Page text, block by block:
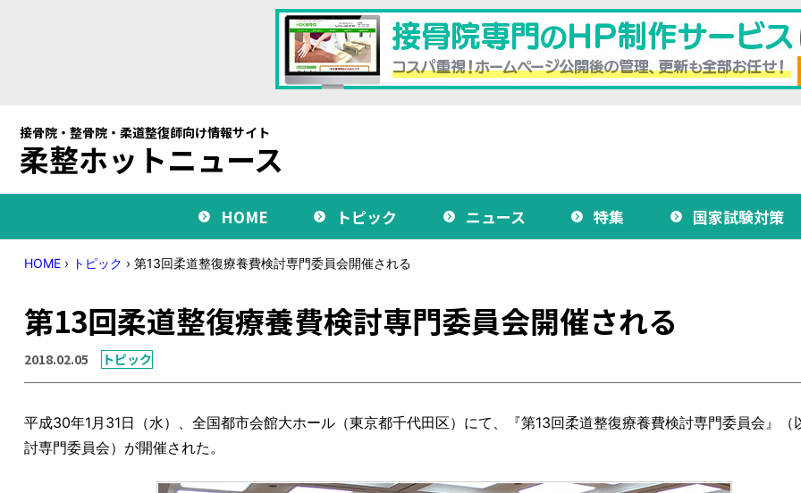
接骨院・整骨院・柔道整復師向け情報サイト
柔整ホットニュース
HOME トピック ニュース 特集 国家試験対策
HOME › トピック › 第13回柔道整復療養費検討専門委員会開催される
第13回柔道整復療養費検討専門委員会開催される
2018.02.05 トピック
平成30年1月31日（水）、全国都市会館大ホール（東京都千代田区）にて、『第13回柔道整復療養費検討専門委員会』（
討専門委員会）が開催された。